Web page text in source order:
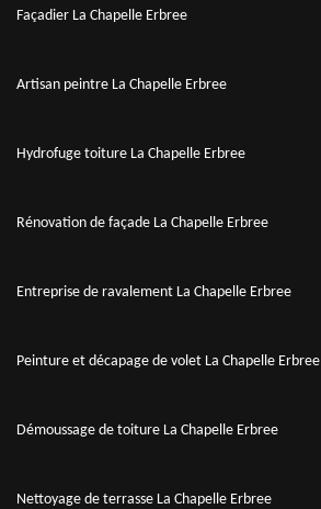
Façadier La Chapelle Erbree
Artisan peintre La Chapelle Erbree
Hydrofuge toiture La Chapelle Erbree
Rénovation de façade La Chapelle Erbree
Entreprise de ravalement La Chapelle Erbree
Peinture et décapage de volet La Chapelle Erbree
Démoussage de toiture La Chapelle Erbree
Nettoyage de terrasse La Chapelle Erbree